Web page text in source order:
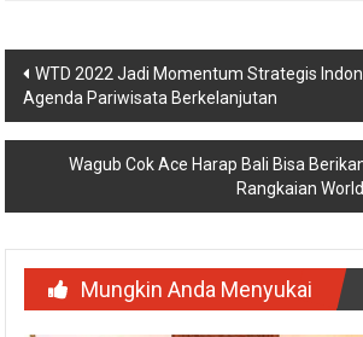
Navigasi
pos
WTD 2022 Jadi Momentum Strategis
Agenda Pariwisata Berkelanjutan
Wagub Cok Ace Harap Bali Bisa
Rangkaian
Mungkin Anda Menyukai